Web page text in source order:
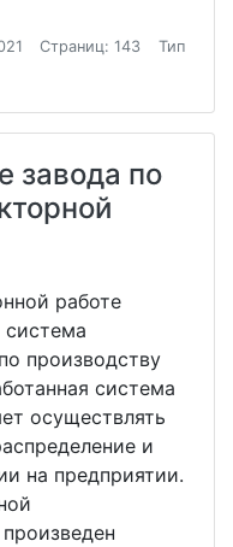
Страниц: 143
Тип
завода по
работе
система
производству
система
осуществлять
и
на предприятии.